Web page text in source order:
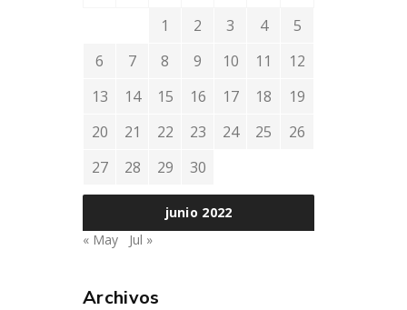
junio 2022
1 2 3 4
5
6
7 8 9 10 11
12
13
14 15 16 17 18
19
20
21 22 23 24 25
26
27
28 29 30
« May Jul »
Archivos